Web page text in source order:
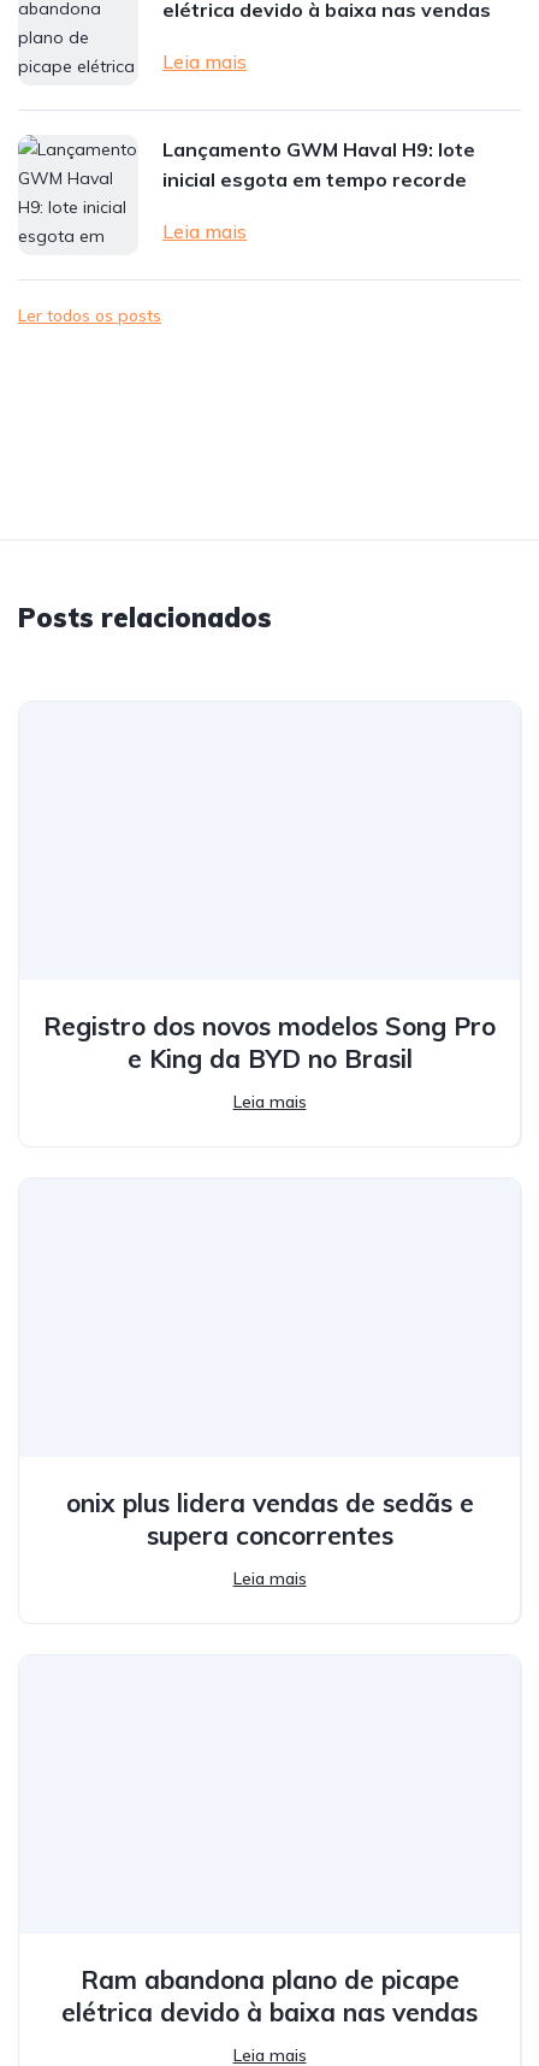
elétrica devido à baixa nas vendas
Leia mais
Lançamento GWM Haval H9: lote
inicial esgota em tempo recorde
Leia mais
Ler todos os posts
Posts relacionados
Registro dos novos modelos Song Pro
e King da BYD no Brasil
Leia mais
onix plus lidera vendas de sedãs e
supera concorrentes
Leia mais
Ram abandona plano de picape
elétrica devido à baixa nas vendas
Leia mais